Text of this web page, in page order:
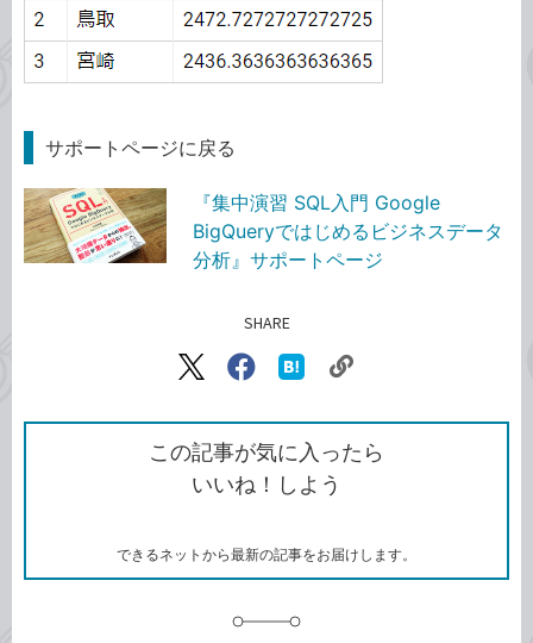
サポートページに戻る
『集中演習 SQL入門 Google
BigQueryではじめるビジネスデータ
分析』サポートページ
SHARE
X（旧
で
シ
ェ
ア
Facebook
シ
ェ
ア
な
ブ
ッ
ク
ク
ク
を
コ
この記事が気に入ったら
いいね！しよう
できるネットから最新の記事をお届けします。